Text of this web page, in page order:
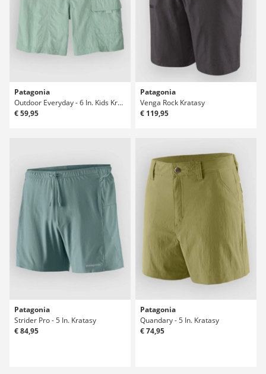
Patagonia
Outdoor Everyday - 6 In. Kids Kratasy
€ 59,95
Patagonia
Venga Rock Kratasy
€ 119,95
Patagonia
Strider Pro - 5 In. Kratasy
€ 84,95
Patagonia
Quandary - 5 In. Kratasy
€ 74,95